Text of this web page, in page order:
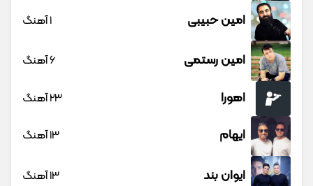
امین حبیبی 1 آهنگ
امین رستمی 6 آهنگ
اهورا 23 آهنگ
ایهام 13 آهنگ
ایوان بند 13 آهنگ